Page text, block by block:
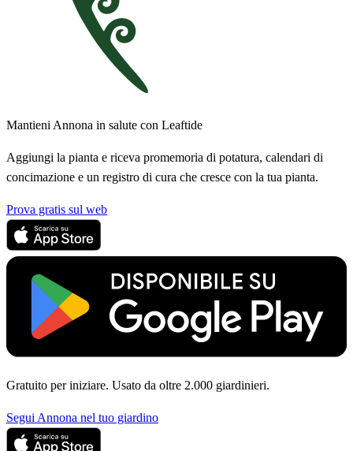
Mantieni Annona in salute con Leaftide
Aggiungi la pianta e riceva promemoria di potatura, calendari di
concimazione e un registro di cura che cresce con la tua pianta.
Prova gratis sul web
Gratuito per iniziare. Usato da oltre 2.000 giardinieri.
Segui Annona nel tuo giardino